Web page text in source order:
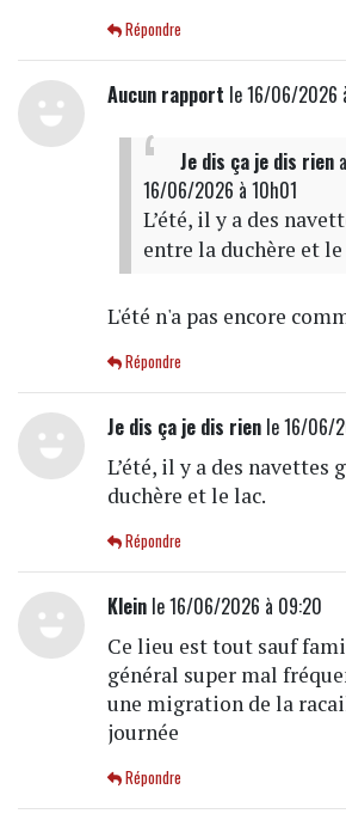
Répondre
Aucun rapport le 16/06/2026
Je dis ça je dis rien
16/06/2026 à 10h01
L’été, il y a des
entre la duchère et le
L'été n'a pas encore
Répondre
Je dis ça je dis rienle 16/06/
L’été, il y a des navettes
duchère et le lac.
Répondre
Kleinle 16/06/2026 à 09:20
Ce lieu est tout sauf
général super mal
une migration de la
journée
Répondre